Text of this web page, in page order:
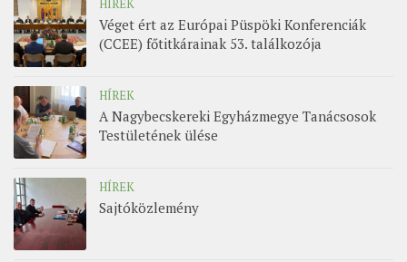
HÍREK
Véget ért az Európai Püspöki Konferenciák
(CCEE) főtitkárainak 53. találkozója
HÍREK
A Nagybecskereki Egyházmegye Tanácsosok
Testületének ülése
HÍREK
Sajtóközlemény